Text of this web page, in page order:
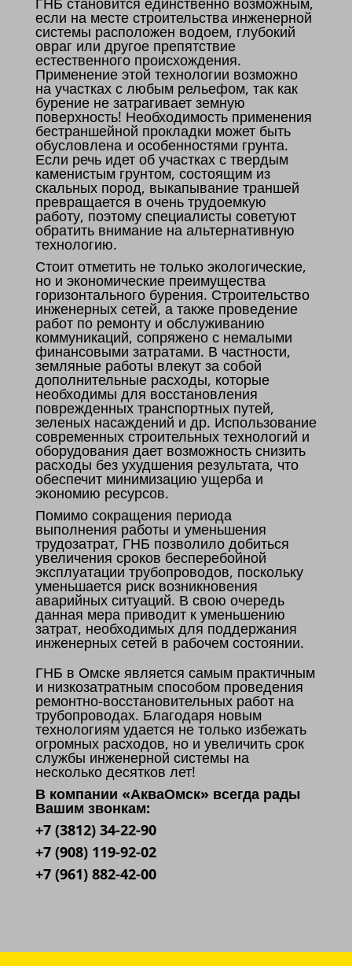
если на месте строительства инженерной
системы расположен водоем, глубокий
овраг или другое препятствие
естественного происхождения.
Применение этой технологии возможно
на участках с любым рельефом, так как
бурение не затрагивает земную
поверхность! Необходимость применения
бестраншейной прокладки может быть
обусловлена и особенностями грунта.
Если речь идет об участках с твердым
каменистым грунтом, состоящим из
скальных пород, выкапывание траншей
превращается в очень трудоемкую
работу, поэтому специалисты советуют
обратить внимание на альтернативную
технологию.
Стоит отметить не только экологические,
но и экономические преимущества
горизонтального бурения. Строительство
инженерных сетей, а также проведение
работ по ремонту и обслуживанию
коммуникаций, сопряжено с немалыми
финансовыми затратами. В частности,
земляные работы влекут за собой
дополнительные расходы, которые
необходимы для восстановления
поврежденных транспортных путей,
зеленых насаждений и др. Использование
современных строительных технологий и
оборудования дает возможность снизить
расходы без ухудшения результата, что
обеспечит минимизацию ущерба и
экономию ресурсов.
Помимо сокращения периода
выполнения работы и уменьшения
трудозатрат, ГНБ позволило добиться
увеличения сроков бесперебойной
эксплуатации трубопроводов, поскольку
уменьшается риск возникновения
аварийных ситуаций. В свою очередь
данная мера приводит к уменьшению
затрат, необходимых для поддержания
инженерных сетей в рабочем состоянии.
ГНБ в Омске является самым практичным
и низкозатратным способом проведения
ремонтно-восстановительных работ на
трубопроводах. Благодаря новым
технологиям удается не только избежать
огромных расходов, но и увеличить срок
службы инженерной системы на
несколько десятков лет!
В компании «АкваОмск» всегда рады
Вашим звонкам:
+7 (3812) 34-22-90
+7 (908) 119-92-02
+7 (961) 882-42-00